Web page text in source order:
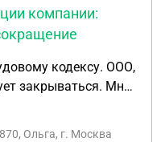
компании:
кодексу. ООО,
закрываться. Мне
с
Ольга, г. Москва